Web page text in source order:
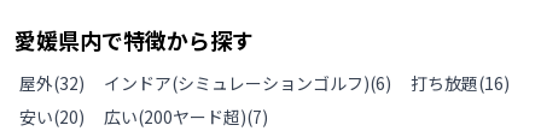
愛媛県内で特徴から探す
屋外(32) インドア(シミュレーションゴルフ)(6) 打ち放題(16)
安い(20) 広い(200ヤード超)(7)